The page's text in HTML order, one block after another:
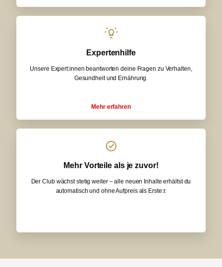
Expertenhilfe
Unsere Expert:innen beantworten deine Fragen zu Verhalten,
Gesundheit und Ernährung.
Mehr erfahren
Mehr Vorteile als je zuvor!
Der Club wächst stetig weiter – alle neuen Inhalte erhältst du
automatisch und ohne Aufpreis als Erste:r.